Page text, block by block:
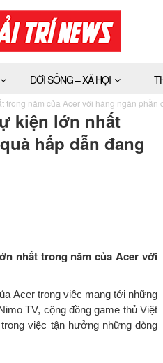
ĐỜI SỐNG – XÃ HỘI
trong năm của Acer với hàng ngàn
kiện lớn nhất
hấp dẫn đang
nhất trong năm của Acervới
Acer trong việc mang tới những
TV, cộng đồng game thủ Việt
việc tận hưởng những dòng